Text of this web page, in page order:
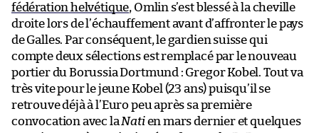
fédération helvétique, Omlin s’est blessé à la cheville
droite lors de l’échauffement avant d’affronter le pays
de Galles. Par conséquent, le gardien suisse qui
compte deux sélections est remplacé par le nouveau
portier du Borussia Dortmund : Gregor Kobel. Tout va
très vite pour le jeune Kobel (23 ans) puisqu’il se
retrouve déjà à l’Euro peu après sa première
convocation avec la Natien mars dernier et quelques